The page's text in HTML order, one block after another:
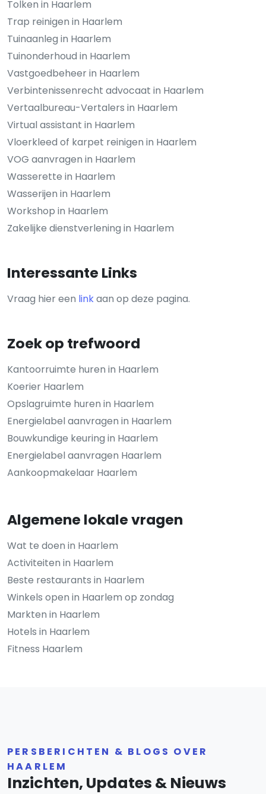
Tolken in Haarlem
Trap reinigen in Haarlem
Tuinaanleg in Haarlem
Tuinonderhoud in Haarlem
Vastgoedbeheer in Haarlem
Verbintenissenrecht advocaat in Haarlem
Vertaalbureau-Vertalers in Haarlem
Virtual assistant in Haarlem
Vloerkleed of karpet reinigen in Haarlem
VOG aanvragen in Haarlem
Wasserette in Haarlem
Wasserijen in Haarlem
Workshop in Haarlem
Zakelijke dienstverlening in Haarlem
Interessante Links
Vraag hier een linkaan op deze pagina.
Zoek op trefwoord
Kantoorruimte huren in Haarlem
Koerier Haarlem
Opslagruimte huren in Haarlem
Energielabel aanvragen in Haarlem
Bouwkundige keuring in Haarlem
Energielabel aanvragen Haarlem
Aankoopmakelaar Haarlem
Algemene lokale vragen
Wat te doen in Haarlem
Activiteiten in Haarlem
Beste restaurants in Haarlem
Winkels open in Haarlem op zondag
Markten in Haarlem
Hotels in Haarlem
Fitness Haarlem
PERSBERICHTEN & BLOGS OVER
HAARLEM
Inzichten, Updates & Nieuws